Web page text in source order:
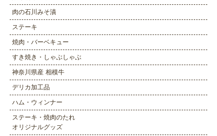
肉の石川みそ漬
ステーキ
焼肉・バーベキュー
すき焼き・しゃぶしゃぶ
神奈川県産 相模牛
デリカ加工品
ハム・ウィンナー
ステーキ・焼肉のたれ
オリジナルグッズ